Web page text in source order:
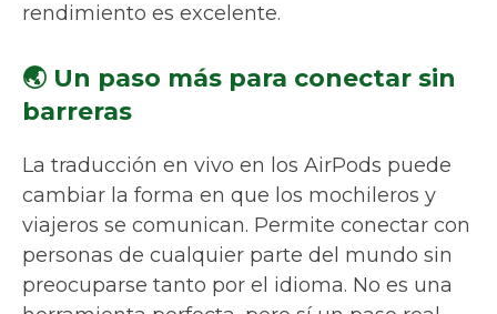
rendimiento es excelente.
🌏 Un paso más para conectar sin
barreras
La traducción en vivo en los AirPods puede
cambiar la forma en que los mochileros y
viajeros se comunican. Permite conectar con
personas de cualquier parte del mundo sin
preocuparse tanto por el idioma. No es una